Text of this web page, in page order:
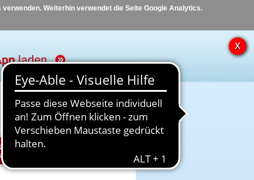
Weiterhin verwendet die Seite Google Analytics.
Hilfe Kontakt
Diabetes